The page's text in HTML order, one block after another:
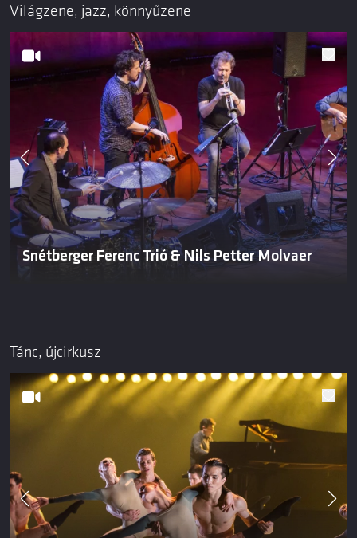
Világzene, jazz, könnyűzene
Snétberger Ferenc Trió & Nils Petter Molvaer
Tánc, újcirkusz